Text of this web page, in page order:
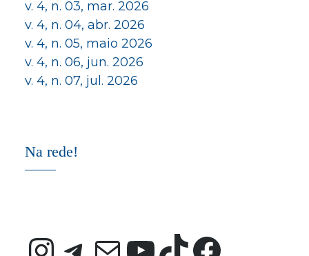
v. 4, n. 03, mar. 2026
v. 4, n. 04, abr. 2026
v. 4, n. 05, maio 2026
v. 4, n. 06, jun. 2026
v. 4, n. 07, jul. 2026
Na rede!